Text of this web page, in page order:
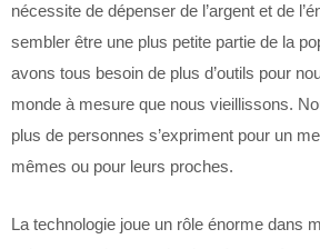
nécessite de dépenser de l’argent et de
sembler être une plus petite partie de la
avons tous besoin de plus d’outils pour
monde à mesure que nous vieillissons.
plus de personnes s’expriment pour un
mêmes ou pour leurs proches.
La technologie joue un rôle énorme dans